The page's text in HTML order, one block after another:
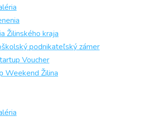
Žilinského kraja
podnikateľský zámer
Voucher
Weekend Žilina